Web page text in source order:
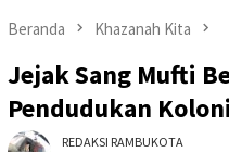
Beranda Khazanah Kita
Jejak Sang Mufti
Pendudukan
REDAKSI RAMBUKOTA